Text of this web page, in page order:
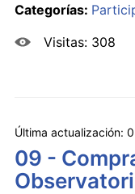
Categorías:
Visitas: 308
Última actualización:
09 -